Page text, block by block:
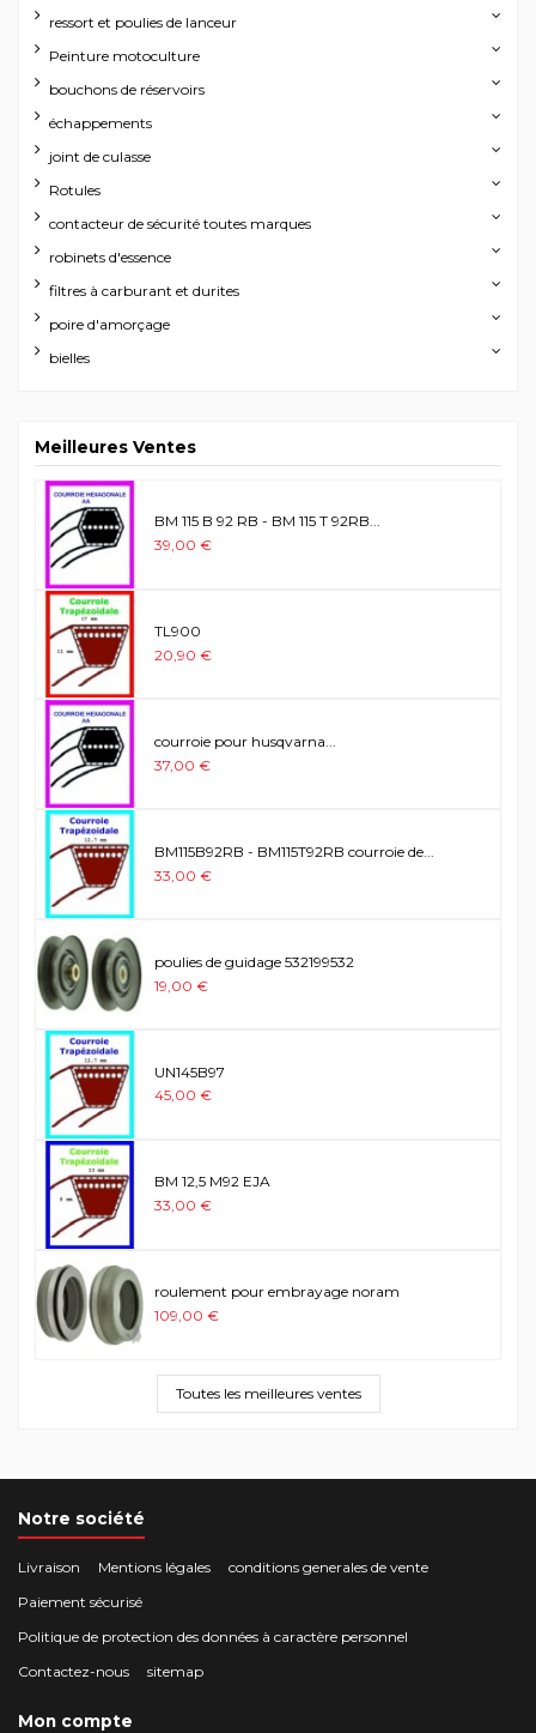
ressort et poulies de lanceur
Peinture motoculture
bouchons de réservoirs
échappements
joint de culasse
Rotules
contacteur de sécurité toutes marques
robinets d'essence
filtres à carburant et durites
poire d'amorçage
bielles
Meilleures Ventes
BM 115 B 92 RB - BM 115 T 92RB...
39,00 €
TL900
20,90 €
courroie pour husqvarna...
37,00 €
BM115B92RB - BM115T92RB courroie de...
33,00 €
poulies de guidage 532199532
19,00 €
UN145B97
45,00 €
BM 12,5 M92 EJA
33,00 €
roulement pour embrayage noram
109,00 €
Toutes les meilleures ventes
Notre société
Livraison Mentions légales
conditions generales de vente
Paiement sécurisé
Politique de protection des données à caractère personnel
Contactez-nous
sitemap
Mon compte